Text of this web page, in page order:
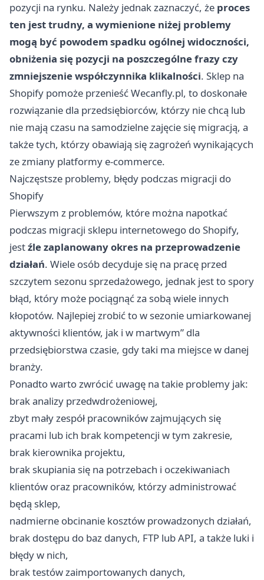
pozycji na rynku. Należy jednak zaznaczyć, że proces
ten jest trudny, a wymienione niżej problemy
mogą być powodem spadku ogólnej widoczności,
obniżenia się pozycji na poszczególne frazy czy
zmniejszenie współczynnika klikalności. Sklep na
Shopify pomoże przenieść Wecanfly.pl, to doskonałe
rozwiązanie dla przedsiębiorców, którzy nie chcą lub
nie mają czasu na samodzielne zajęcie się migracją, a
także tych, którzy obawiają się zagrożeń wynikających
ze zmiany platformy e-commerce.
Najczęstsze problemy, błędy podczas migracji do
Shopify
Pierwszym z problemów, które można napotkać
podczas migracji sklepu internetowego do Shopify,
jestźle zaplanowany okres na przeprowadzenie
działań. Wiele osób decyduje się na pracę przed
szczytem sezonu sprzedażowego, jednak jest to spory
błąd, który może pociągnąć za sobą wiele innych
kłopotów. Najlepiej zrobić to w sezonie umiarkowanej
aktywności klientów, jak i w martwym” dla
przedsiębiorstwa czasie, gdy taki ma miejsce w danej
branży.
Ponadto warto zwrócić uwagę na takie problemy jak:
brak analizy przedwdrożeniowej,
zbyt mały zespół pracowników zajmujących się
pracami lub ich brak kompetencji w tym zakresie,
brak kierownika projektu,
brak skupiania się na potrzebach i oczekiwaniach
klientów oraz pracowników, którzy administrować
będą sklep,
nadmierne obcinanie kosztów prowadzonych działań,
brak dostępu do baz danych, FTP lub API, a także luki i
błędy w nich,
brak testów zaimportowanych danych,